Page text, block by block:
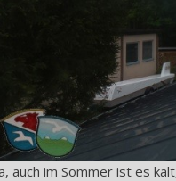
auch im Sommer ist es